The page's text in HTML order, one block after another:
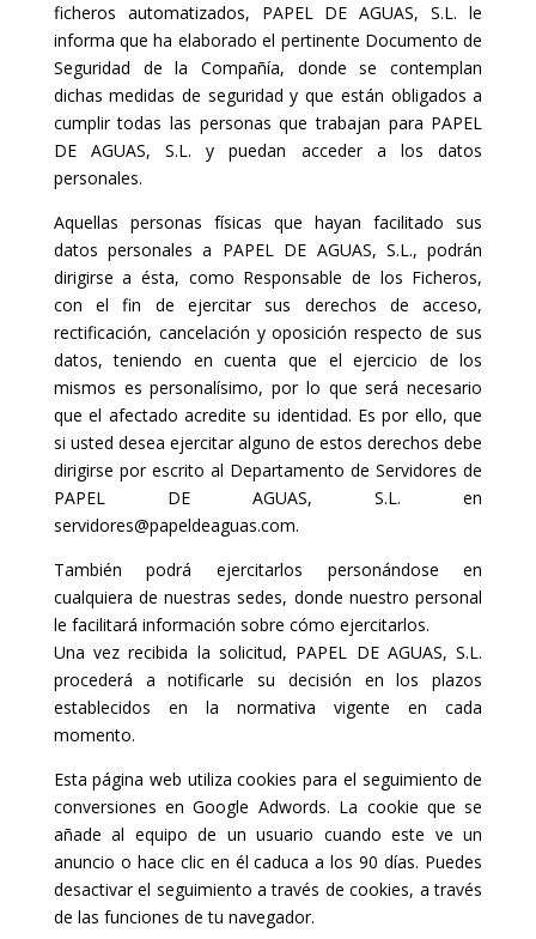
ficheros automatizados, PAPEL DE AGUAS, S.L. le
informa que ha elaborado el pertinente Documento de
Seguridad de la Compañía, donde se contemplan
dichas medidas de seguridad y que están obligados a
cumplir todas las personas que trabajan para PAPEL
DE AGUAS, S.L. y puedan acceder a los datos
personales.
Aquellas personas físicas que hayan facilitado sus
datos personales a PAPEL DE AGUAS, S.L., podrán
dirigirse a ésta, como Responsable de los Ficheros,
con el fin de ejercitar sus derechos de acceso,
rectificación, cancelación y oposición respecto de sus
datos, teniendo en cuenta que el ejercicio de los
mismos es personalísimo, por lo que será necesario
que el afectado acredite su identidad. Es por ello, que
si usted desea ejercitar alguno de estos derechos debe
dirigirse por escrito al Departamento de Servidores de
PAPEL DE AGUAS, S.L. en
servidores@papeldeaguas.com.
También podrá ejercitarlos personándose en
cualquiera de nuestras sedes, donde nuestro personal
le facilitará información sobre cómo ejercitarlos.
Una vez recibida la solicitud, PAPEL DE AGUAS, S.L.
procederá a notificarle su decisión en los plazos
establecidos en la normativa vigente en cada
momento.
Esta página web utiliza cookies para el seguimiento de
conversiones en Google Adwords. La cookie que se
añade al equipo de un usuario cuando este ve un
anuncio o hace clic en él caduca a los 90 días. Puedes
desactivar el seguimiento a través de cookies, a través
de las funciones de tu navegador.